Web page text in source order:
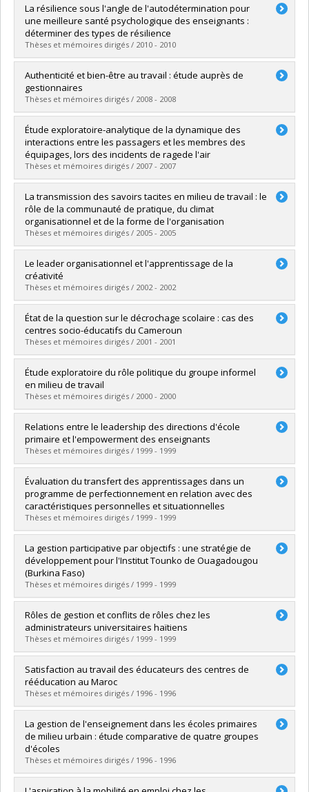
Graduate :Hass, Carolyn
Cycle :Master's
Grade :M. Sc.
Lien vers le document dans Papyrus
La résilience sous l'angle de l'autodétermination pour
une meilleure santé psychologique des enseignants :
déterminer des types de résilience
Thèses et mémoires dirigés / 2010 - 2010
Graduate : Zacharyas, Corinne
Cycle :Master's
Grade :M. Sc.
Lien vers le document dans Papyrus
Authenticité et bien-être au travail : étude auprès de
gestionnaires
Thèses et mémoires dirigés / 2008 - 2008
Graduate :Ménard, Julie
Cycle :Doctoral
Grade :Ph. D.
Lien vers le document dans Papyrus
Étude exploratoire-analytique de la dynamique des
interactions entre les passagers et les membres des
équipages, lors des incidents de ragede l'air
Thèses et mémoires dirigés / 2007 - 2007
Graduate :Stoian, Carmen
Cycle :Doctoral
Grade :Ph. D.
Lien vers le document dans Papyrus
La transmission des savoirs tacites en milieu de travail : le
rôle de la communauté de pratique, du climat
organisationnel et de la forme de l'organisation
Thèses et mémoires dirigés / 2005 - 2005
Graduate :Lejeune, Michel
Cycle :Doctoral
Grade :Ph. D.
Lien vers le document dans Papyrus
Le leader organisationnel et l'apprentissage de la
créativité
Thèses et mémoires dirigés / 2002 - 2002
Graduate :Labelle, Sylvie
Cycle :Doctoral
Grade :Ph. D.
Lien vers le document dans Papyrus
État de la question sur le décrochage scolaire : cas des
centres socio-éducatifs du Cameroun
Thèses et mémoires dirigés / 2001 - 2001
Graduate :Tchameni Ngamo, Salomon
Cycle :Master's
Grade :M.A.
Lien vers le document dans Papyrus
Étude exploratoire du rôle politique du groupe informel
en milieu de travail
Thèses et mémoires dirigés / 2000 - 2000
Graduate :Labrie, Sylvain
Cycle :Doctoral
Grade :Ph. D.
Lien vers le document dans Papyrus
Relations entre le leadership des directions d'école
primaire et l'empowerment des enseignants
Thèses et mémoires dirigés / 1999 - 1999
Graduate :Boudreault, Richard
Cycle :Doctoral
Grade :Ph. D.
Lien vers le document dans Papyrus
Évaluation du transfert des apprentissages dans un
programme de perfectionnement en relation avec des
caractéristiques personnelles et situationnelles
Thèses et mémoires dirigés / 1999 - 1999
Graduate :Gauthier, France M.
Cycle :Doctoral
Grade :Ph. D.
Lien vers le document dans Papyrus
La gestion participative par objectifs : une stratégie de
développement pour l'Institut Tounko de Ouagadougou
(Burkina Faso)
Thèses et mémoires dirigés / 1999 - 1999
Graduate :Sanou, Dafrassi
Cycle :Doctoral
Grade :Ph. D.
Lien vers le document dans Papyrus
Rôles de gestion et conflits de rôles chez les
administrateurs universitaires haïtiens
Thèses et mémoires dirigés / 1999 - 1999
Graduate : Gourgues, Jacques-Michel
Cycle :Doctoral
Grade :Ph. D.
Lien vers le document dans Papyrus
Satisfaction au travail des éducateurs des centres de
rééducation au Maroc
Thèses et mémoires dirigés / 1996 - 1996
Graduate :Oubenihya, Omar
Cycle :Master's
Grade :M.A.
Lien vers le document dans Papyrus
La gestion de l'enseignement dans les écoles primaires
de milieu urbain : étude comparative de quatre groupes
d'écoles
Thèses et mémoires dirigés / 1996 - 1996
Graduate : Ouellet, Georges